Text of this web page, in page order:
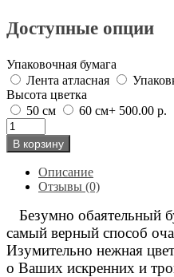
Доступные опции
Упаковочная бумага
Лента атласная
Высота цветка
50 см
60 см+ 500.00 р.
В корзину
Описание
Отзывы (0)
Безумно обаятельный
самый верный способ
Изумительно нежная
о Ваших искренних и